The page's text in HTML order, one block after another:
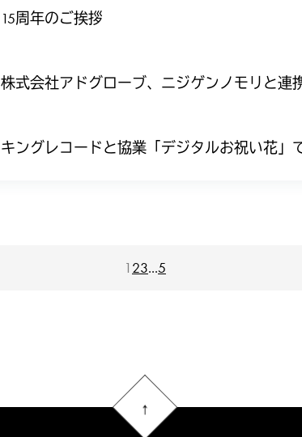
15周年のご挨拶
株式会社アドグローブ、ニジゲンノモリと連
キングレコードと協業「デジタルお祝い花」
1 23...5